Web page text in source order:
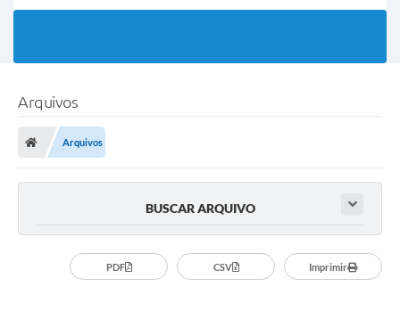
Arquivos
Arquivos
BUSCAR ARQUIVO
PDF CSV Imprimir